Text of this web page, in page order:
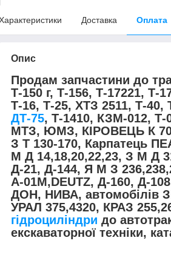
Доставка Оплата
Опис
Продам запчастини до
Т-150 г, Т-156, Т-17221, Т-
Т-16, Т-25, ХТЗ 2511, Т-40,
ДТ-75, Т-1410, КЗМ-012, Т-
МТЗ, ЮМЗ, КІРОВЕЦЬ К
З Т 130-170, Карпатець
М Д 14,18,20,22,23, З М Д
Д-21, Д-144, Я М З
А-01М,DEUTZ, Д-160, Д-
ДОН, НИВА, автомобілів
УРАЛ 375,4320, КРАЗ
гідроциліндри до
екскаваторної техніки,